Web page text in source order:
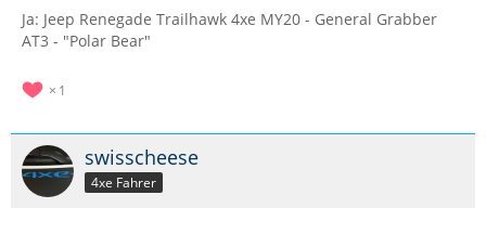
Ja: Jeep Renegade Trailhawk 4xe MY20 - General Grabber
AT3 - "Polar Bear"
1
swisscheese
4xe Fahrer